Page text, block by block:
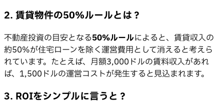
2. 賃貸物件の50%ルールとは？
不動産投資の目安となる50%ルールによると、賃貸収入の
約50%が住宅ローンを除く運営費用として消えると考えら
れています。たとえば、月額3,000ドルの賃料収入があれ
ば、1,500ドルの運営コストが発生すると見込まれます。
3. ROIをシンプルに言うと？